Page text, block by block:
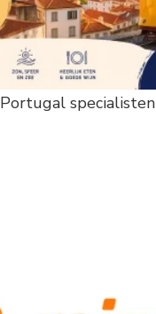
Portugal specialisten